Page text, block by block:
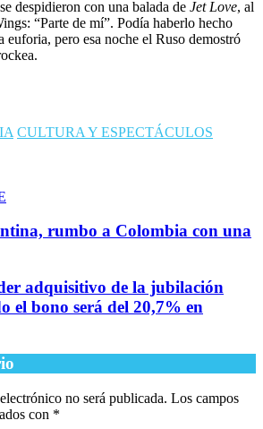
despidieron con una balada de Jet Love, al
“Parte de mí”. Podía haberlo hecho
euforia, pero esa noche el Ruso demostró
CULTURA Y ESPECTÁCULOS
rumbo a Colombia con una
adquisitivo de la jubilación
el bono será del 20,7% en
no será publicada. Los campos
con *